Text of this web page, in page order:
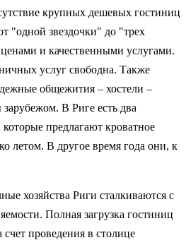
крупных дешевых гостиниц
"одной звездочки" до "трех
и качественными услугами.
услуг свободна. Также
общежития – хостели –
В Риге есть два
предлагают кроватное
летом. В другое время года они, к
хозяйства Риги сталкиваются с
Полная загрузка гостиниц
проведения в столице